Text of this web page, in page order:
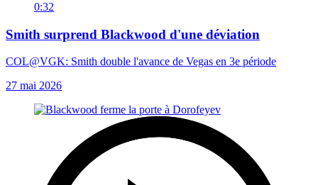
0:32
Smith surprend Blackwood d'une déviation
COL@VGK: Smith double l'avance de Vegas en 3e période
27 mai 2026